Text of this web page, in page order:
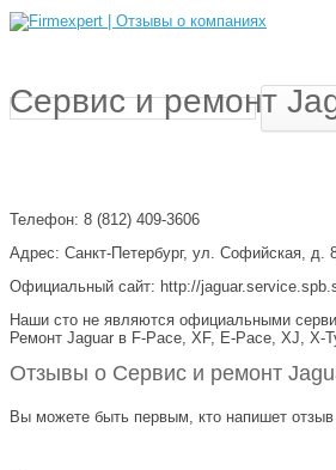
Сервис и ремонт
Телефон: 8 (812) 409-3606
Адрес: Санкт-Петербург, ул. Софийская, д.
Официальный сайт: http://
Наши сто не являются официальными
Ремонт Jaguar в F-Pace, XF, E-Pace, XJ, X-
Отзывы о Сервис и ремонт
Вы можете быть первым, кто напишет